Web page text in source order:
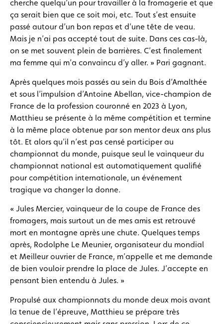
cherche quelqu’un pour travailler à la fromagerie et que
ça serait bien que ce soit moi, etc. Tout s’est ensuite
passé autour d’un bon repas et d’une tête de veau.
Mais je n’ai pas accepté tout de suite. Dans ces cas-là,
on se met souvent plein de barrières. C’est finalement
ma femme qui m’a convaincu d’y aller. » Pari gagnant.
Après quelques mois passés au sein du Bois d’Amalthée
et sous l’impulsion d’Antoine Abellan, vice-champion de
France de la profession couronné en 2023 à Lyon,
Matthieu se présente à la même compétition et termine
à la même place obtenue par son mentor deux ans plus
tôt. Et alors qu’il n’est pas censé participer au
championnat du monde, puisque seul le vainqueur du
championnat national est automatiquement qualifié
pour compétition internationale, un événement
tragique va changer la donne.
« Jules Mercier, vainqueur de la coupe de France des
fromagers, mais surtout un de mes amis est retrouvé
mort en montagne après une chute. Quelques temps
après, Rodolphe Le Meunier, organisateur du mondial
et Meilleur ouvrier de France, m’appelle et me demande
de bien vouloir prendre la place de Jules. J’accepte en
pensant bien entendu à Jules. »
Propulsé aux championnats du monde deux mois avant
la tenue de l’épreuve, Matthieu se prépare très